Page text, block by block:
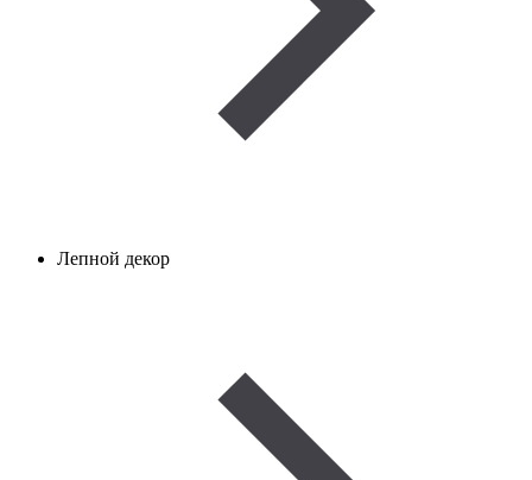
Лепной декор